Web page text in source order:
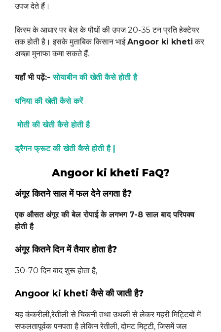
उपज देते हैं।
किस्म के आधार पर बेल के पौधों की उपज 20-35 टन प्रति हेक्टेयर
तक होती है। इसके मुताबिक किसान भाईAngoor ki kheti कर
अच्छा मुनाफा कमा सकते हैं.
यहाँ भी पढ़ें:-सोयाबीन की खेती कैसे होती है
धनिया की खेती कैसे करें
मोती की खेती कैसे होती है
ड्रैगन फ्रूट की खेती कैसे होती है |
Angoor ki kheti FaQ?
अंगूर कितने साल में फल देने लगता है?
एक औसत अंगूर की बेल रोपाई के लगभग 7-8 साल बाद परिपक्व
होती है
अंगूर कितने दिन में तैयार होता है?
30-70 दिन बाद शुरू होता है,
Angoor ki kheti कैसे की जाती है?
यह कंकरीली,रेतीली से चिकनी तथा उथली से लेकर गहरी मिट्टियों में
सफलतापूर्वक पनपता है लेकिन रेतीली, दोमट मिट्टी, जिसमें जल